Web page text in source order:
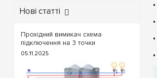
Нові статті
Прохідний вимикач схема
підключення на 3 точки
05.11.2025